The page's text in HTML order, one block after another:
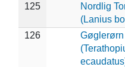
125
Nordlig
(Lanius
126
Gøglerørn